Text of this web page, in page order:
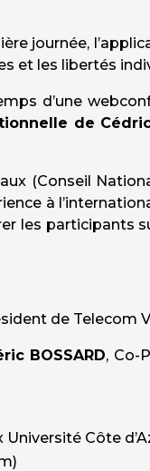
journée,
et les libertés
d’une
de
(Conseil
à
les participants
de Telecom
BOSSARD, Co-
Côte